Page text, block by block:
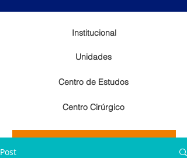
Unidades
Centro Cirúrgico
Centro de Estudos
Institucional
Post